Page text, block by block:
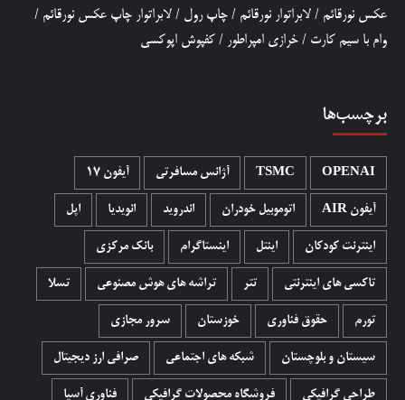
عکس نورقائم / لابراتوار نورقائم / چاپ رول / لابراتوار چاپ عکس نورقائم /
وام با سیم کارت / خرازی امپراطور / کفپوش اپوکسی
برچسب‌ها
OPENAI
TSMC آژانس مسافرتی آیفون 17
آیفون AIR اتوموبیل خودران اندروید انویدیا اپل
اینترنت کودکان اینتل اینستاگرام بانک مرکزی
تاکسی های اینترنتی تتر تراشه های هوش مصنوعی تسلا
تورم حقوق فناوری خوزستان سرور مجازی
سیستان و بلوچستان شبکه های اجتماعی صرافی ارز دیجیتال
طراحی گرافیکی فروشگاه محصولات گرافيکی فناوری آسیا